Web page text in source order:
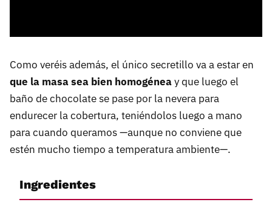
Como veréis además, el único secretillo va a estar en
que la masa sea bien homogéneay que luego el
baño de chocolate se pase por la nevera para
endurecer la cobertura, teniéndolos luego a mano
para cuando queramos —aunque no conviene que
estén mucho tiempo a temperatura ambiente—.
Ingredientes